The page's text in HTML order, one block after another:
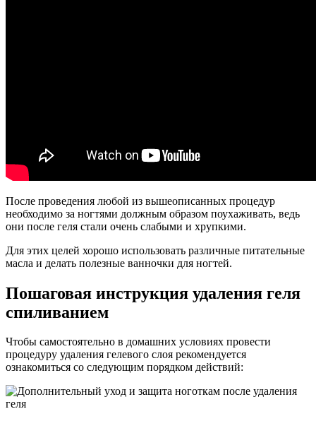
После проведения любой из вышеописанных процедур
необходимо за ногтями должным образом поухаживать, ведь
они после геля стали очень слабыми и хрупкими.
Для этих целей хорошо использовать различные питательные
масла и делать полезные ванночки для ногтей.
Пошаговая инструкция удаления геля
спиливанием
Чтобы самостоятельно в домашних условиях провести
процедуру удаления гелевого слоя рекомендуется
ознакомиться со следующим порядком действий: